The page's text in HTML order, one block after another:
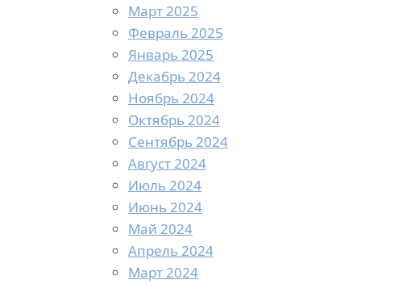
Март 2025
Февраль 2025
Январь 2025
Декабрь 2024
Ноябрь 2024
Октябрь 2024
Сентябрь 2024
Август 2024
Июль 2024
Июнь 2024
Май 2024
Апрель 2024
Март 2024